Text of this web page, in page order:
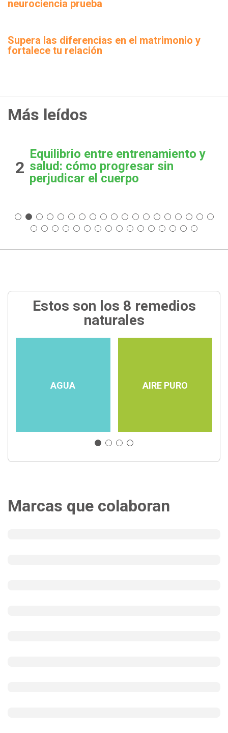
neurociencia prueba
Supera las diferencias en el matrimonio y
fortalece tu relación
Más leídos
2
Equilibrio entre entrenamiento y
salud: cómo progresar sin
perjudicar el cuerpo
Estos son los 8 remedios
naturales
AGUA AIRE PURO
Marcas que colaboran